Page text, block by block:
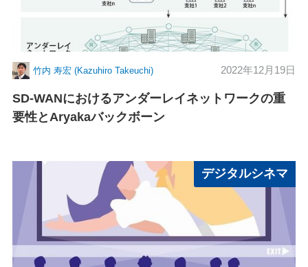
竹内 寿宏 (Kazuhiro Takeuchi) 2022年12月19日
SD-WANにおけるアンダーレイネットワークの重
要性とAryakaバックボーン
デジタルシネマ